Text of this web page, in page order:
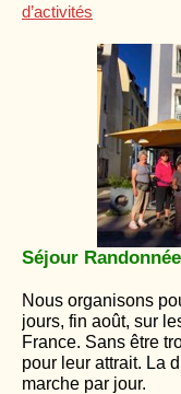
d’activités
Séjour
Nous organisons
jours, fin août, sur
France. Sans être
pour leur attrait. La
marche par jour.